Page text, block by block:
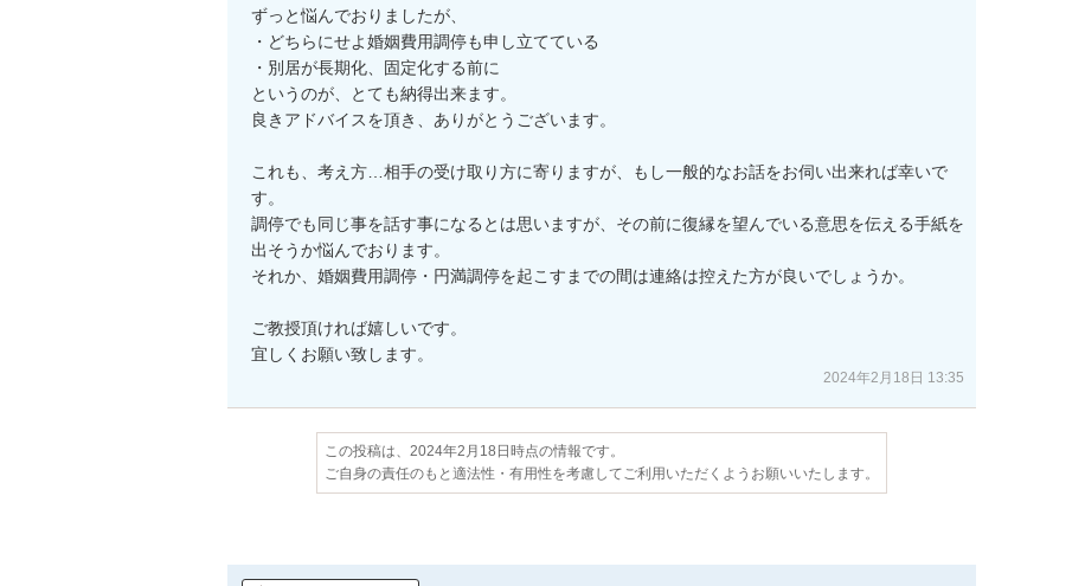
ずっと悩んでおりましたが、
・どちらにせよ婚姻費用調停も申し立てている
・別居が長期化、固定化する前に
というのが、とても納得出来ます。
良きアドバイスを頂き、ありがとうございます。
これも、考え方…相手の受け取り方に寄りますが、もし一般的なお話をお伺い出来れば幸いで
す。
調停でも同じ事を話す事になるとは思いますが、その前に復縁を望んでいる意思を伝える手紙を
出そうか悩んでおります。
それか、婚姻費用調停・円満調停を起こすまでの間は連絡は控えた方が良いでしょうか。
ご教授頂ければ嬉しいです。
宜しくお願い致します。
2024年2月18日 13:35
この投稿は、2024年2月18日時点の情報です。
ご自身の責任のもと適法性・有用性を考慮してご利用いただくようお願いいたします。